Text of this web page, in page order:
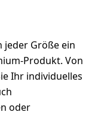
jeder Größe ein
Produkt. Von
Ihr individuelles
oder